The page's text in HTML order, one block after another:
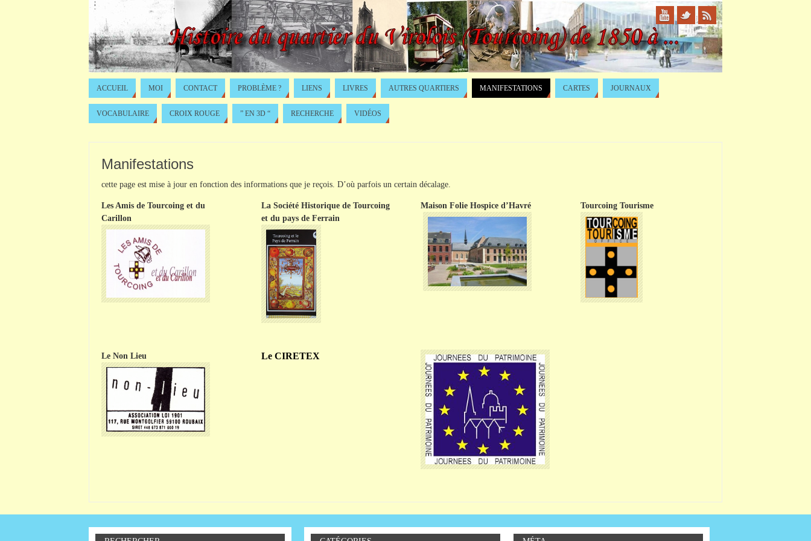
ACCUEIL MOI CONTACT PROBLÈME ? LIENS LIVRES AUTRES QUARTIERS MANIFESTATIONS CARTES JOURNAUX
VOCABULAIRE CROIX ROUGE ” EN 3D “ RECHERCHE VIDÉOS
Manifestations
cette page est mise à jour en fonction des informations que je reçois. D’où parfois un certain décalage.
Les Amis de Tourcoing et du
Carillon
La Société Historique de Tourcoing
et du pays de Ferrain
Maison Folie Hospice d’Havré Tourcoing Tourisme
Le Non Lieu Le CIRETEX